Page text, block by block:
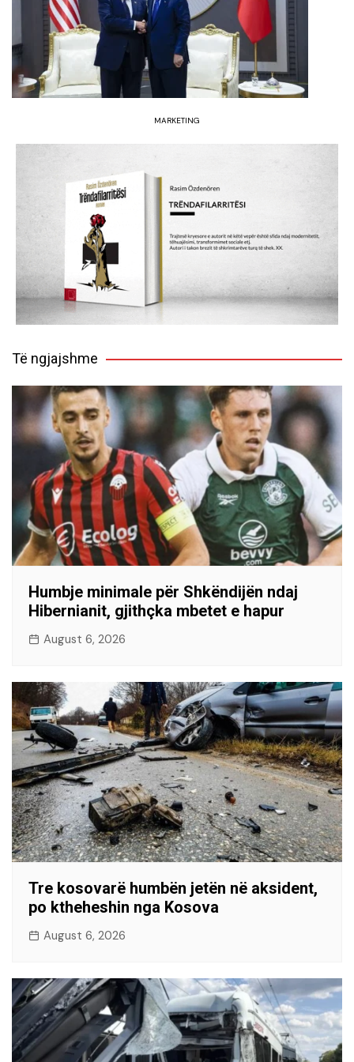
MARKETING
Të ngjajshme
Humbje minimale për Shkëndijën ndaj
Hibernianit, gjithçka mbetet e hapur
August 6, 2026
Tre kosovarë humbën jetën në aksident,
po ktheheshin nga Kosova
August 6, 2026